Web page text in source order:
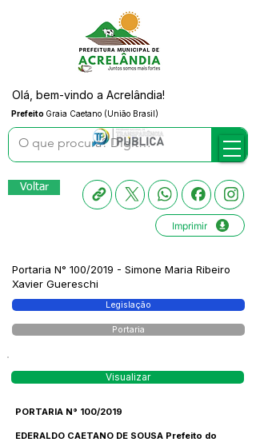
Prefeito Graia Caetano (União Brasil)
Olá, bem-vindo a Acrelândia!
Voltar
Imprimir
Portaria N° 100/2019 - Simone Maria Ribeiro
Xavier Guereschi
Legislação
Portaria
Visualizar
PORTARIA N° 100/2019
EDERALDO CAETANO DE SOUSA Prefeito do